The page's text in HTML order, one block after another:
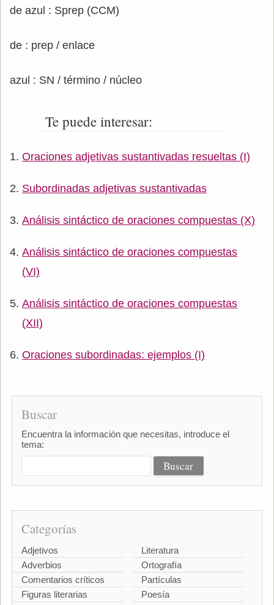
de azul : Sprep (CCM)
de : prep / enlace
azul : SN / término / núcleo
Te puede interesar:
Oraciones adjetivas sustantivadas resueltas (I)
Subordinadas adjetivas sustantivadas
Análisis sintáctico de oraciones compuestas (X)
Análisis sintáctico de oraciones compuestas
(VI)
Análisis sintáctico de oraciones compuestas
(XII)
Oraciones subordinadas: ejemplos (I)
Buscar
Encuentra la información que necesitas, introduce el
tema:
Categorías
Adjetivos
Adverbios
Comentarios críticos
Figuras literarias
Literatura
Ortografía
Partículas
Poesía